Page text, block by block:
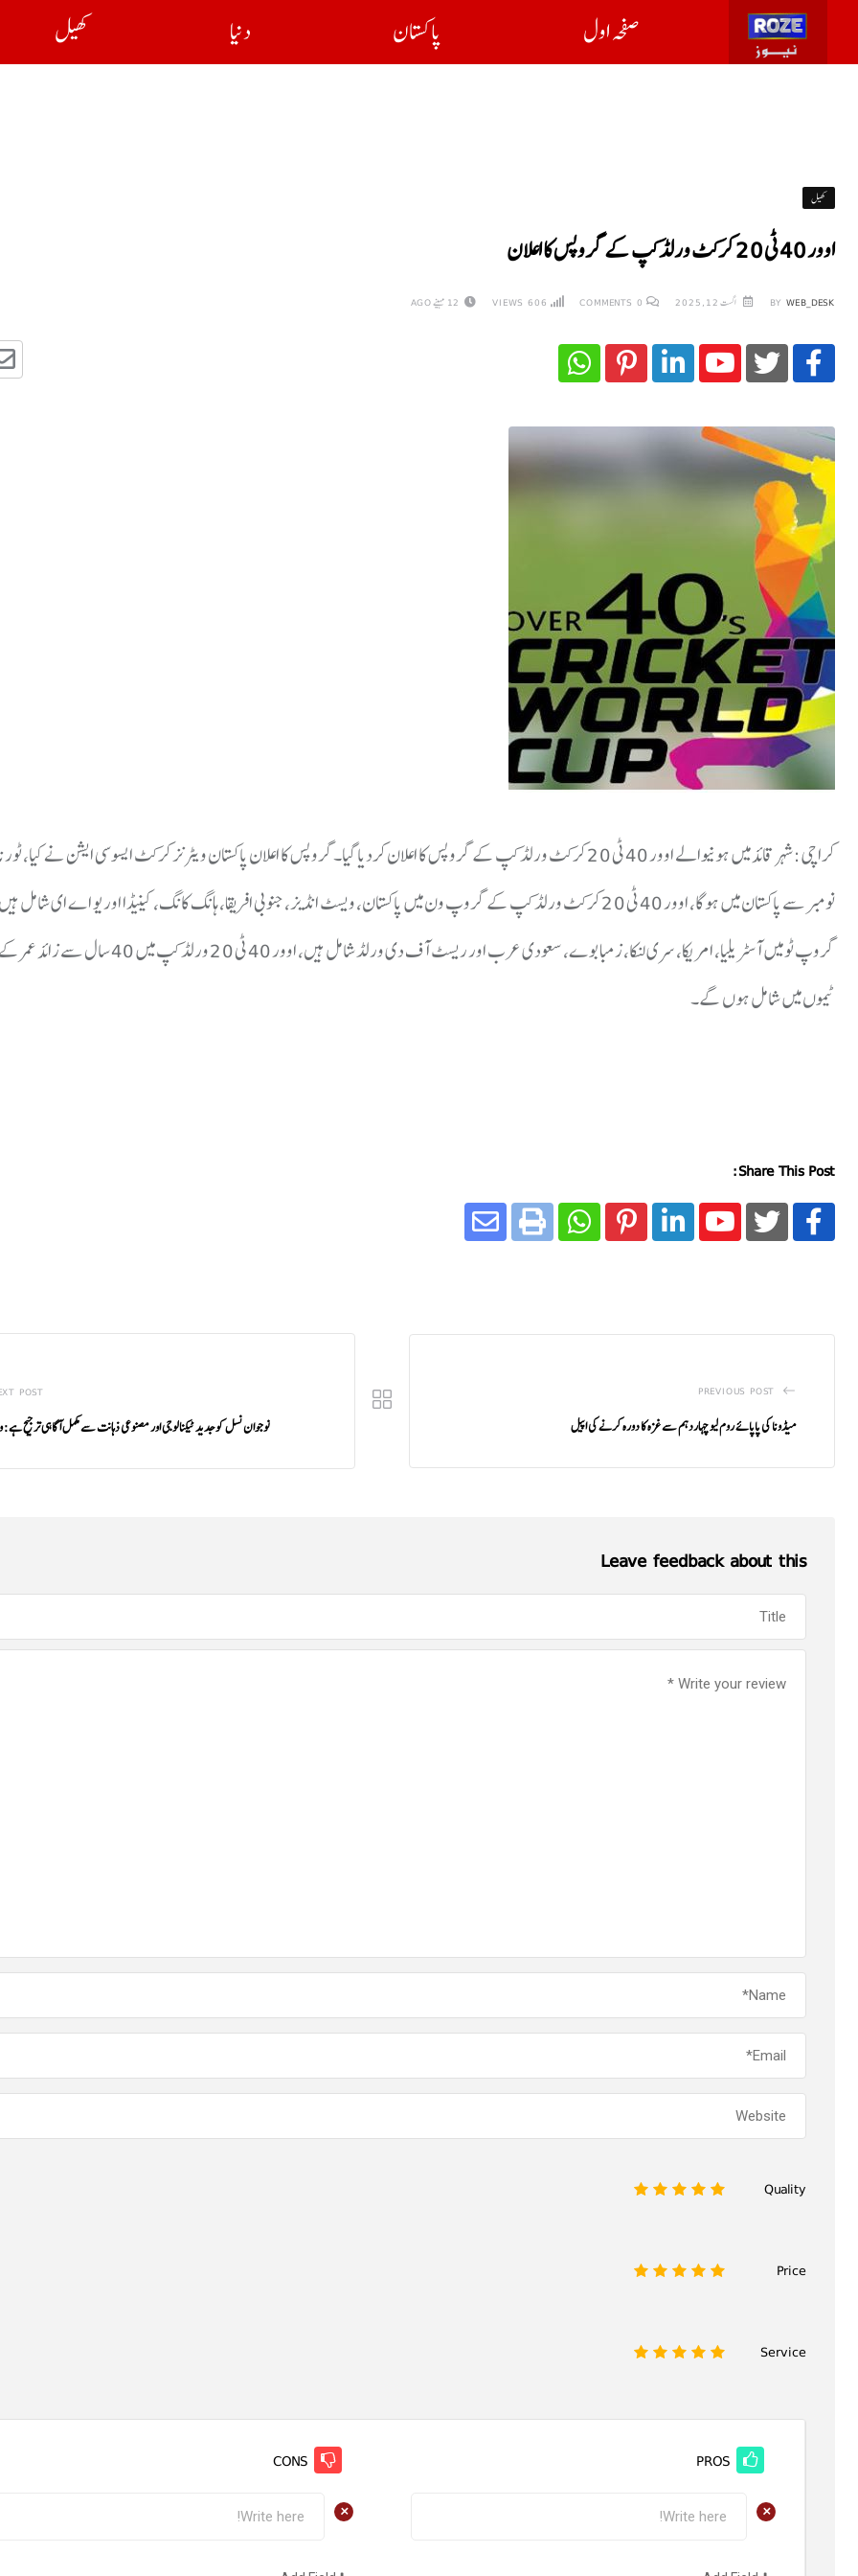
صفحہ اول پاکستان دنیا کھیل
کھیل
اوور 40 ٹی 20 کرکٹ ورلڈ کپ کے گروپس کا اعلان
BY WEB_DESK اگست 12, 2025 0
606 12 مہینے AGO
نومبر سے پاکستان میں ہو گا، اوور 40 ٹی 20 کرکٹ ورلڈ کپ کے گروپ ون میں پاکستان، ویسٹ انڈیز، جنوبی افریقا، ہانگ کانگ، کینیڈا اور یو اے ای شامل ہیں۔
گروپ ٹو میں آسٹریلیا، امریکا، سری لنکا، زمبابوے، سعودی عرب اور ریسٹ آف دی ورلڈ شامل ہیں، اوور
ٹیموں میں شامل ہوں گے۔
Share This Post:
PREVIOUS POST
میڈونا کی پاپائے روم لیو چہاردہم سے غزہ کا دورہ کرنے کی اپیل
POST
نوجوان نسل کو جدید ٹیکنالوجی اور مصنوعی ذہانت سے مکمل آگاہی ترجیح ہے:
Leave feedback about this
Quality
5
4
3
2
Price
5
4
3
2
Service
5
4
3
2
PROS
+
CONS
+